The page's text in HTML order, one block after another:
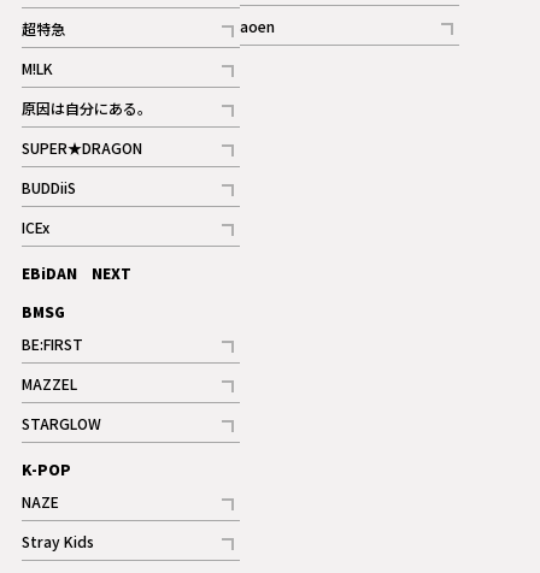
記事
超特急
記事
M!LK
記事
原因は自分にある。
記事
SUPER★DRAGON
記事
BUDDiiS
記事
ICEx
記事
EBiDAN NEXT
BMSG
BE:FIRST
記事
ギャラリー
MAZZEL
記事
ギャラリー
STARGLOW
記事
記事
aoen
記事
K-POP
NAZE
記事
Stray Kids
記事